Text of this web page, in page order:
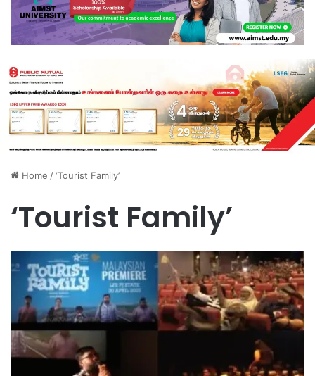
Home /‘Tourist Family’
‘Tourist Family’